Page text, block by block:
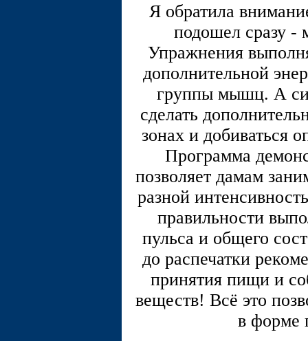
Я обратила
подошел сразу -
Упражнения
дополнительной
группы мышц. А
сделать
зонах и добиваться
Программа
позволяет дамам
разной
правильности
пульса и общего
до распечатки
принятия пищи и
веществ! Всё это
в форме